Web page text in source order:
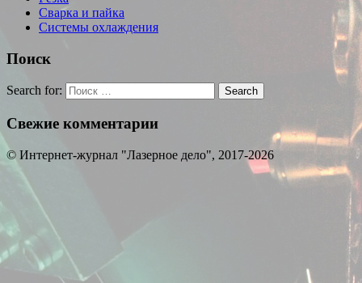
Сварка и пайка
Системы охлаждения
Поиск
Search for: Search
Свежие комментарии
© Интернет-журнал "Лазерное дело", 2017-2026